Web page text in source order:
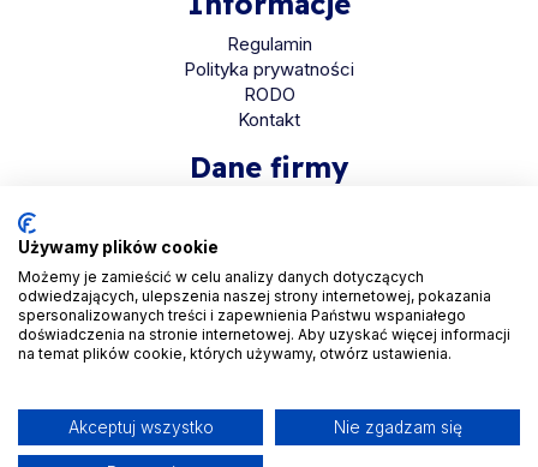
Regulamin
Polityka prywatności
RODO
Kontakt
Dane firmy
ul. Bolkowska 2D
01-466 Warszawa
KRS 0001048558
REGON 525935069
NIP 5223265608
Używamy plików cookie
Możemy je zamieścić w celu analizy danych dotyczących
odwiedzających, ulepszenia naszej strony internetowej, pokazania
spersonalizowanych treści i zapewnienia Państwu wspaniałego
doświadczenia na stronie internetowej. Aby uzyskać więcej informacji
na temat plików cookie, których używamy, otwórz ustawienia.
Akceptuj wszystko Nie zgadzam się